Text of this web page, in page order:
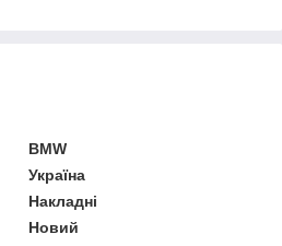
BMW
Україна
Накладні
Новий